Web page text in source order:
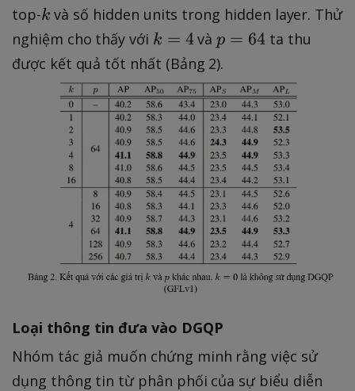
top-k
k và số hidden units trong hidden layer. Thử
nghiệm cho thấy với k
=
4
k = 4vàp
=
6
4
p = 64 ta thu
được kết quả tốt nhất (Bảng 2).
Loại thông tin đưa vào DGQP
Nhóm tác giả muốn chứng minh rằng việc sử
dụng thông tin từ phân phối của sự biểu diễn